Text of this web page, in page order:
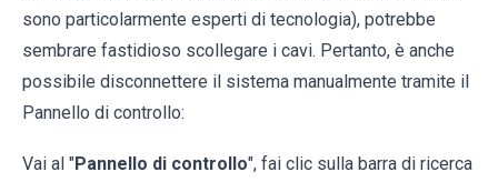
sono particolarmente esperti di tecnologia), potrebbe
sembrare fastidioso scollegare i cavi. Pertanto, è anche
possibile disconnettere il sistema manualmente tramite il
Pannello di controllo:
Vai al "Pannello di controllo", fai clic sulla barra di ricerca